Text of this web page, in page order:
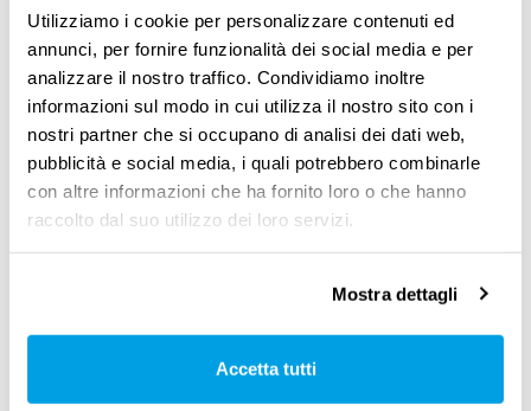
Utilizziamo i cookie per personalizzare contenuti ed
annunci, per fornire funzionalità dei social media e per
analizzare il nostro traffico. Condividiamo inoltre
informazioni sul modo in cui utilizza il nostro sito con i
nostri partner che si occupano di analisi dei dati web,
pubblicità e social media, i quali potrebbero combinarle
con altre informazioni che ha fornito loro o che hanno
raccolto dal suo utilizzo dei loro servizi.
Mostra dettagli
Accetta tutti
diverso dal proprio sono raddoppiati,
passando da 8 a 16 milioni (il 4,8% della
popolazione in età lavorativa).
Gli espatriati per lavorosi concentrano in 48
città “dinamiche”, tra cui Parigi, Londra,
Madrid, Monaco. Città, dice il report, che già
Hanno avuto una crescita costante della
ricchezza prodotta negli ultimi anni e hanno